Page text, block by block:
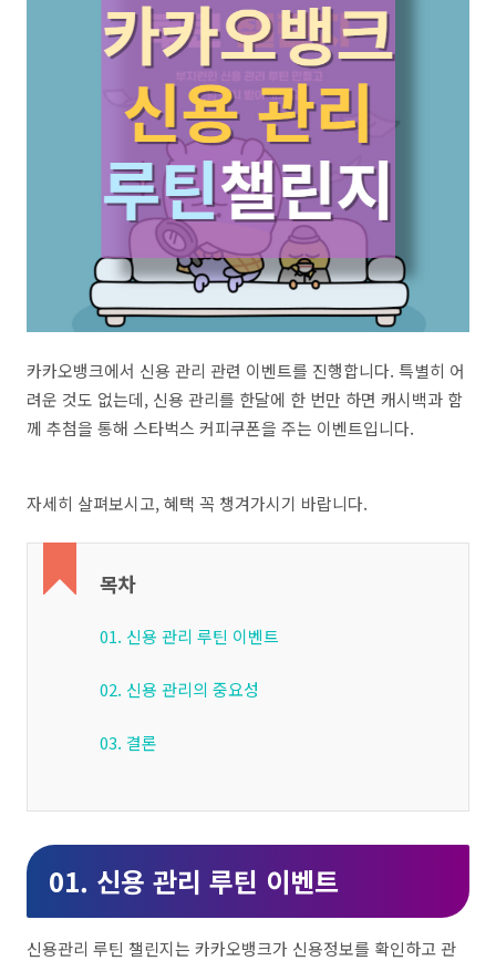
카카오뱅크에서 신용 관리 관련 이벤트를 진행합니다. 특별히 어
려운 것도 없는데, 신용 관리를 한달에 한 번만 하면 캐시백과 함
께 추첨을 통해 스타벅스 커피쿠폰을 주는 이벤트입니다.
자세히 살펴보시고, 혜택 꼭 챙겨가시기 바랍니다.
목차
01. 신용 관리 루틴 이벤트
02. 신용 관리의 중요성
03. 결론
01. 신용 관리 루틴 이벤트
신용관리 루틴 챌린지는 카카오뱅크가 신용정보를 확인하고 관